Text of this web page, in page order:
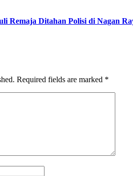
Remaja Ditahan Polisi di Nagan
Required fields are marked *